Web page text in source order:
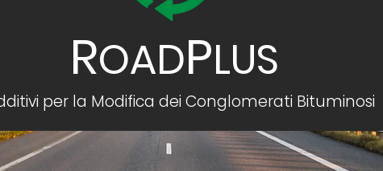
ROADPLUS
per la Modifica dei Conglomerati Bituminosi